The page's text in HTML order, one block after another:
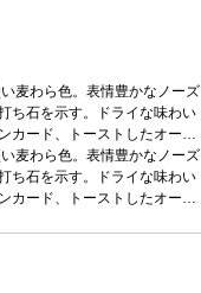
麦わら色。表情豊かなノーズ
ち石を示す。ドライな味わい
カード、トーストしたオーク
ッチで凝縮した、核果を含む
、キノコのリゾット、ロース
、またアペリティフにも最適
麦わら色。表情豊かなノーズ
ち石を示す。ドライな味わい
カード、トーストしたオーク
、またアペリティフにも最適